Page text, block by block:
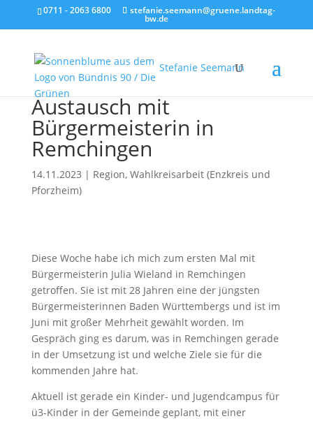
0711 - 2063 6800 stefanie.seemann@gruene.landtag-
bw.de
Stefanie Seemann
Austausch mit
Bürgermeisterin in
Remchingen
14.11.2023 | Region, Wahlkreisarbeit (Enzkreis und
Pforzheim)
Diese Woche habe ich mich zum ersten Mal mit
Bürgermeisterin Julia Wieland in Remchingen
getroffen. Sie ist mit 28 Jahren eine der jüngsten
Bürgermeisterinnen Baden Württembergs und ist im
Juni mit großer Mehrheit gewählt worden. Im
Gespräch ging es darum, was in Remchingen gerade
in der Umsetzung ist und welche Ziele sie für die
kommenden Jahre hat.
Aktuell ist gerade ein Kinder- und Jugendcampus für
ü3-Kinder in der Gemeinde geplant, mit einer